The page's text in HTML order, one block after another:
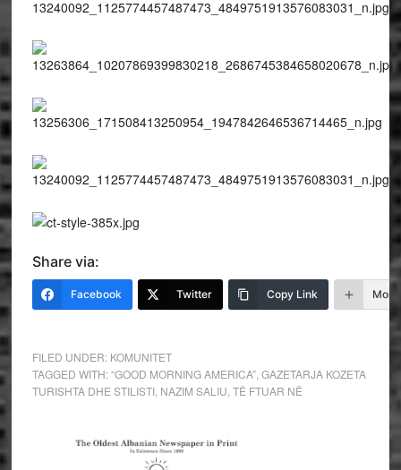
Share via:
Facebook Twitter Copy Link More
FILED UNDER: KOMUNITET
TAGGED WITH:“GOOD MORNING AMERICA”, GAZETARJA KOZETA
TURISHTA DHE STILISTI, NAZIM SALIU TË FTUAR NË